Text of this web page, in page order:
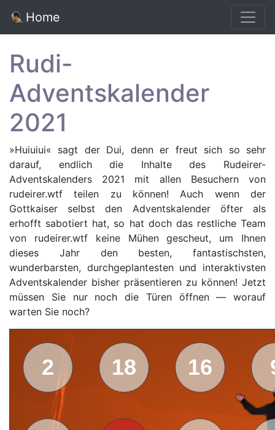
Home
Rudi-
Adventskalender
2021
»Huiuiui« sagt der Dui, denn er freut sich so sehr
darauf, endlich die Inhalte des Rudeirer-
Adventskalenders 2021 mit allen Besuchern von
rudeirer.wtf teilen zu können! Auch wenn der
Gottkaiser selbst den Adventskalender öfter als
erhofft sabotiert hat, so hat doch das restliche Team
von rudeirer.wtf keine Mühen gescheut, um Ihnen
dieses Jahr den besten, fantastischsten,
wunderbarsten, durchgeplantesten und interaktivsten
Adventskalender bisher präsentieren zu können! Jetzt
müssen Sie nur noch die Türen öffnen — worauf
warten Sie noch?
2 18 16